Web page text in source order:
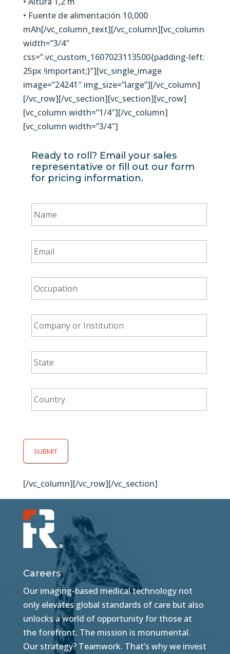
• Fuente de alimentación 10,000
mAh[/vc_column_text][/vc_column][vc_column
width=”3/4″
css=”.vc_custom_1607023113500{padding-left:
25px !important;}”][vc_single_image
image=”24241″ img_size=”large”][/vc_column]
[/vc_row][/vc_section][vc_section][vc_row]
[vc_column width=”1/4″][/vc_column]
[vc_column width=”3/4″]
Ready to roll? Email your sales
representative or fill out our form
for pricing information.
Name *
Email *
Occupation *
Company
or
Institution *
State *
Country *
SUBMIT
[/vc_column][/vc_row][/vc_section]
Careers
Our imaging-based medical technology not
only elevates global standards of care but also
unlocks a world of opportunity for those at
the forefront. The mission is monumental.
Our strategy? Teamwork. That’s why we invest